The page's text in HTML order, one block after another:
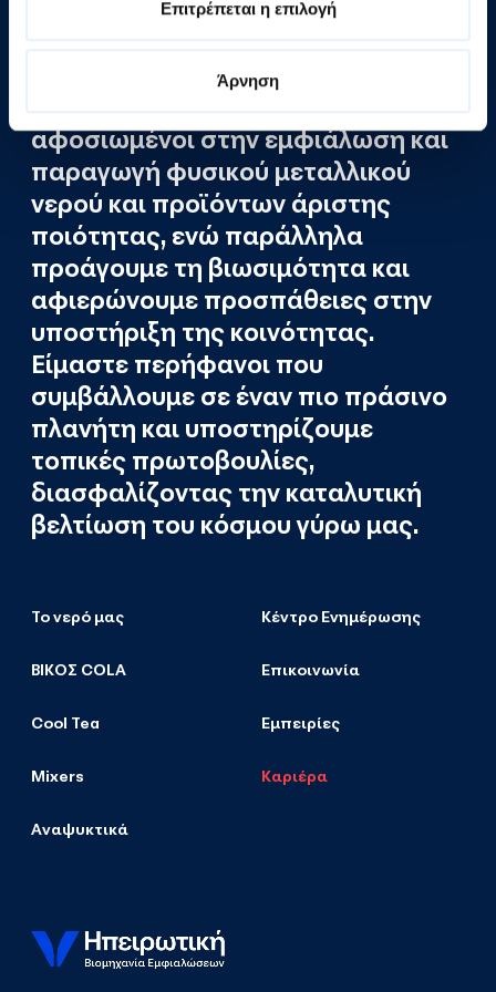
Επιτρέπεται η επιλογή
Άρνηση
Στην Ηπειρωτική Βιομηχανία
αφοσιωμένοι στην εμφιάλωση και
παραγωγή φυσικού μεταλλικού
νερού και προϊόντων άριστης
ποιότητας, ενώ παράλληλα
προάγουμε τη βιωσιμότητα και
αφιερώνουμε προσπάθειες στην
υποστήριξη της κοινότητας.
Είμαστε περήφανοι που
συμβάλλουμε σε έναν πιο πράσινο
πλανήτη και υποστηρίζουμε
τοπικές πρωτοβουλίες,
διασφαλίζοντας την καταλυτική
βελτίωση του κόσμου γύρω μας.
Το νερό μας
ΒΙΚΟΣ COLA
Cool Tea
Mixers
Αναψυκτικά
Κέντρο Ενημέρωσης
Επικοινωνία
Εμπειρίες
Καριέρα